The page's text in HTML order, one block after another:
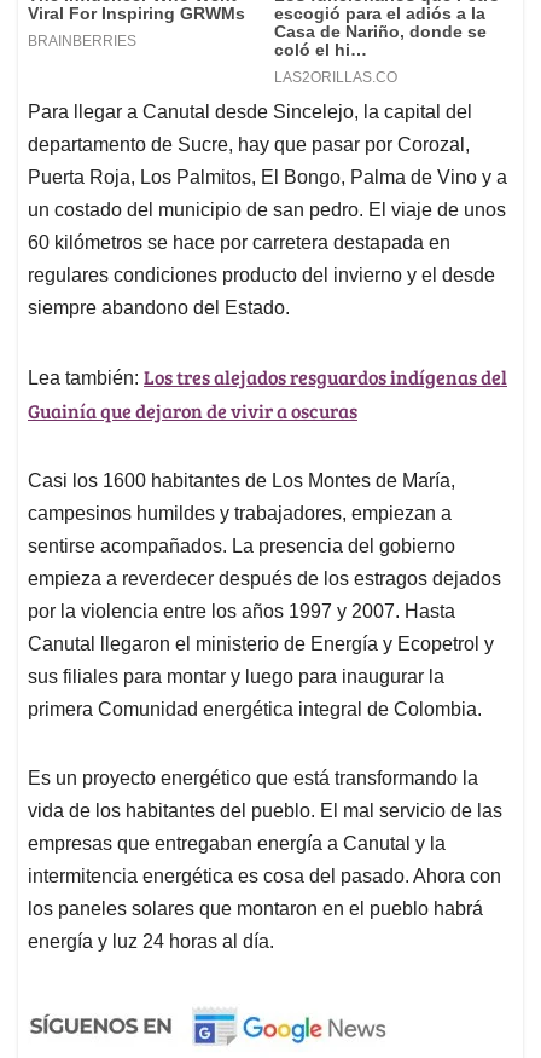
Para llegar a Canutal desde Sincelejo, la capital del
departamento de Sucre, hay que pasar por Corozal,
Puerta Roja, Los Palmitos, El Bongo, Palma de Vino y a
un costado del municipio de san pedro. El viaje de unos
60 kilómetros se hace por carretera destapada en
regulares condiciones producto del invierno y el desde
siempre abandono del Estado.
Lea también: Los tres alejados resguardos indígenas del
Guainía que dejaron de vivir a oscuras
Casi los 1600 habitantes de Los Montes de María,
campesinos humildes y trabajadores, empiezan a
sentirse acompañados. La presencia del gobierno
empieza a reverdecer después de los estragos dejados
por la violencia entre los años 1997 y 2007. Hasta
Canutal llegaron el ministerio de Energía y Ecopetrol y
sus filiales para montar y luego para inaugurar la
primera Comunidad energética integral de Colombia.
Es un proyecto energético que está transformando la
vida de los habitantes del pueblo. El mal servicio de las
empresas que entregaban energía a Canutal y la
intermitencia energética es cosa del pasado. Ahora con
los paneles solares que montaron en el pueblo habrá
energía y luz 24 horas al día.